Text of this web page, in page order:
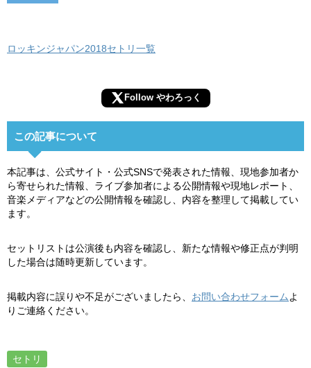
ロッキンジャパン2018セトリ一覧
Follow やわろっく
この記事について
本記事は、公式サイト・公式SNSで発表された情報、現地参加者か
ら寄せられた情報、ライブ参加者による公開情報や現地レポート、
音楽メディアなどの公開情報を確認し、内容を整理して掲載してい
ます。
セットリストは公演後も内容を確認し、新たな情報や修正点が判明
した場合は随時更新しています。
掲載内容に誤りや不足がございましたら、 お問い合わせフォームよ
りご連絡ください。
セトリ